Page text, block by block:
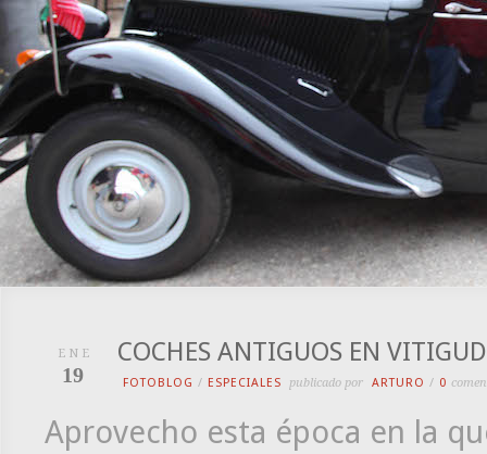
ENE
19
COCHES ANTIGUOS EN
FOTOBLOG / ESPECIALES publicado por ARTURO / 0
Aprovecho esta época en la